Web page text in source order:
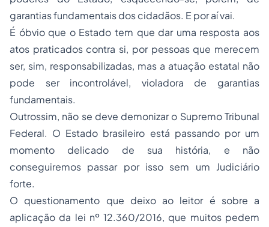
garantias fundamentais dos cidadãos. E por aí vai.
É óbvio que o Estado tem que dar uma resposta aos
atos praticados contra si, por pessoas que merecem
ser, sim, responsabilizadas, mas a atuação estatal não
pode ser incontrolável, violadora de garantias
fundamentais.
Outrossim, não se deve demonizar o Supremo Tribunal
Federal. O Estado brasileiro está passando por um
momento delicado de sua história, e não
conseguiremos passar por isso sem um Judiciário
forte.
O questionamento que deixo ao leitor é sobre a
aplicação da lei nº 12.360/2016, que muitos pedem